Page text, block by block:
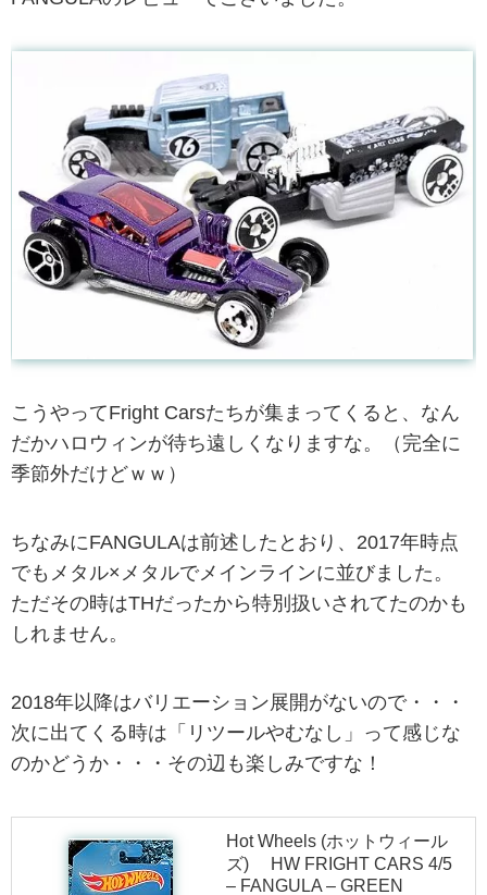
こうやってFright Carsたちが集まってくると、なん
だかハロウィンが待ち遠しくなりますな。（完全に
季節外だけどｗｗ）
ちなみにFANGULAは前述したとおり、2017年時点
でもメタル×メタルでメインラインに並びました。
ただその時はTHだったから特別扱いされてたのかも
しれません。
2018年以降はバリエーション展開がないので・・・
次に出てくる時は「リツールやむなし」って感じな
のかどうか・・・その辺も楽しみですな！
Hot Wheels (ホットウィール
ズ) HW FRIGHT CARS 4/5
– FANGULA – GREEN